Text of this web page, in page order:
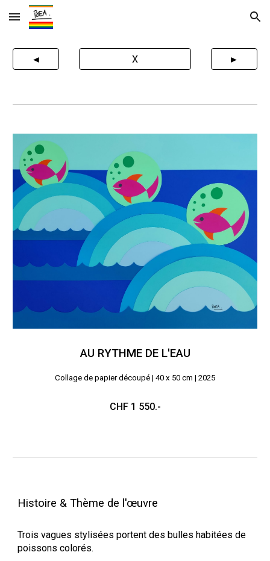
Skip to main content Skip to navigation
◄ X ►
AU RYTHME DE L'EAU
Collage de papier découpé | 40 x 50 cm | 2025
CHF 1 550.-
Histoire & Thème de l'œuvre
Trois vagues stylisées portent des bulles habitées de
poissons colorés.